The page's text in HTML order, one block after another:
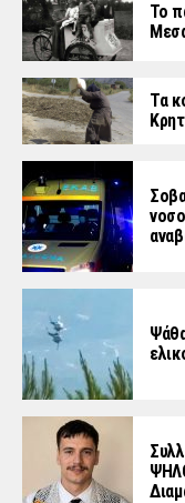
Το
Τα